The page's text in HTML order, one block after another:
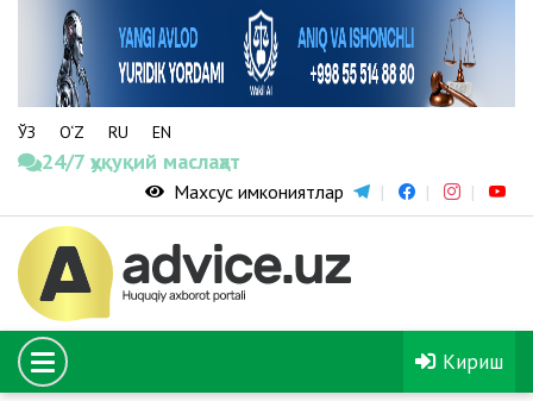
ЎЗ O‘Z RU EN
24/7 ҳуқуқий маслаҳат
Махсус имкониятлар
Кириш